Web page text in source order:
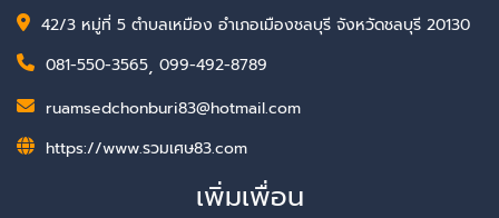
42/3 หมู่ที่ 5 ตำบลเหมือง อำเภอเมืองชลบุรี จังหวัดชลบุรี 20130
081-550-3565, 099-492-8789
ruamsedchonburi83@hotmail.com
https://www.รวมเศษ83.com
เพิ่มเพื่อน